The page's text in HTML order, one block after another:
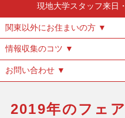
現地大学スタッフ来日
関東以外にお住まいの方 ▼
情報収集のコツ ▼
お問い合わせ ▼
2019年のフェ